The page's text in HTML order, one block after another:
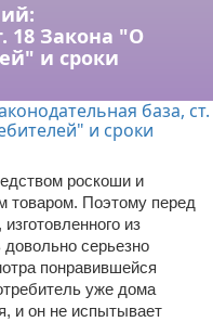
18 Закона "О
и сроки
роскоши и
товаром. Поэтому перед
из
довольно серьезно
понравившейся
уже дома
и он не испытывает